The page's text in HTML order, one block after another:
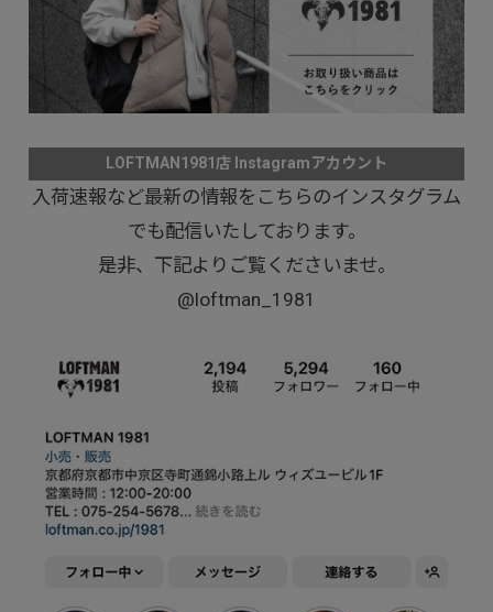
LOFTMAN1981店 Instagramアカウント
入荷速報など最新の情報をこちらのインスタグラム
でも配信いたしております。
是非、下記よりご覧くださいませ。
@loftman_1981